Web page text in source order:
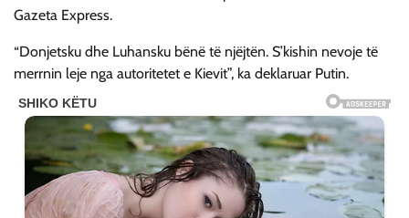
Gazeta Express.
“Donjetsku dhe Luhansku bënë të njëjtën. S’kishin nevoje të
merrnin leje nga autoritetet e Kievit”, ka deklaruar Putin.